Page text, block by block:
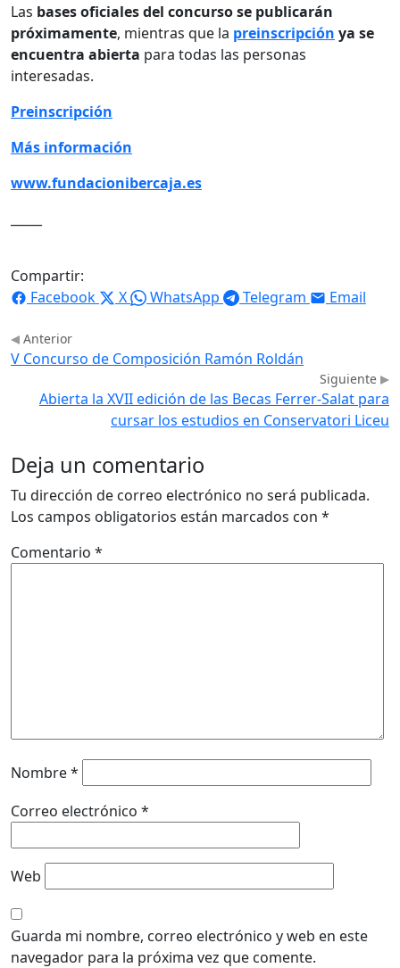
Las bases oficiales del concurso se publicarán
próximamente, mientras que la preinscripción ya se
encuentra abierta para todas las personas
interesadas.
Preinscripción
Más información
www.fundacionibercaja.es
Compartir:
Facebook
X WhatsApp Telegram Email
Anterior
V Concurso de Composición Ramón Roldán
Siguiente
Abierta la XVII edición de las Becas Ferrer-Salat para
cursar los estudios en Conservatori Liceu
Deja un comentario
Tu dirección de correo electrónico no será publicada.
Los campos obligatorios están marcados con *
Comentario *
Nombre*
Correo electrónico *
Web
Guarda mi nombre, correo electrónico y web en este
navegador para la próxima vez que comente.